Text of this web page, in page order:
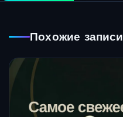
Похожие записи